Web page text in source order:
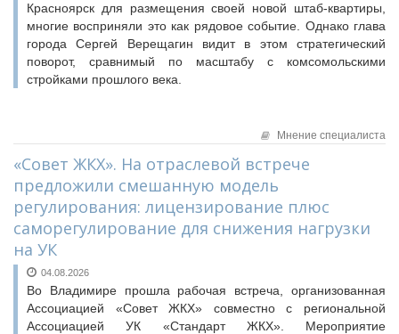
Красноярск для размещения своей новой штаб-квартиры,
многие восприняли это как рядовое событие. Однако глава
города Сергей Верещагин видит в этом стратегический
поворот, сравнимый по масштабу с комсомольскими
стройками прошлого века.
Мнение специалиста
«Совет ЖКХ». На отраслевой встрече
предложили смешанную модель
регулирования: лицензирование плюс
саморегулирование для снижения нагрузки
на УК
04.08.2026
Во Владимире прошла рабочая встреча, организованная
Ассоциацией «Совет ЖКХ» совместно с региональной
Ассоциацией УК «Стандарт ЖКХ». Мероприятие